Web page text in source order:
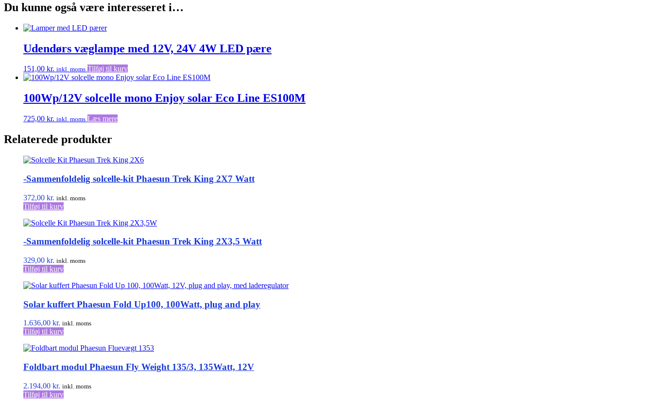
Du kunne også være interesseret i…
Udendørs væglampe med 12V, 24V 4W LED pære
151,00 kr. inkl. moms Tilføj til kurv
100Wp/12V solcelle mono Enjoy solar Eco Line ES100M
725,00 kr. inkl. moms Læs mere
Relaterede produkter
-Sammenfoldelig solcelle-kit Phaesun Trek King 2X7 Watt
372,00 kr. inkl. moms
Tilføj til kurv
-Sammenfoldelig solcelle-kit Phaesun Trek King 2X3,5 Watt
329,00 kr. inkl. moms
Tilføj til kurv
Solar kuffert Phaesun Fold Up100, 100Watt, plug and play
1.636,00 kr. inkl. moms
Tilføj til kurv
Foldbart modul Phaesun Fly Weight 135/3, 135Watt, 12V
2.194,00 kr. inkl. moms
Tilføj til kurv